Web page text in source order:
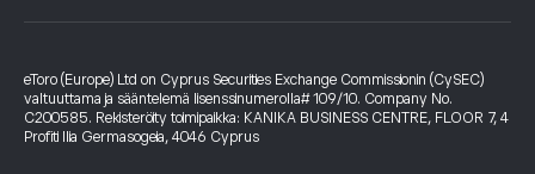
eToro (Europe) Ltd on Cyprus Securities Exchange Commissionin (CySEC)
valtuuttama ja sääntelemä lisenssinumerolla# 109/10. Company No.
C200585. Rekisteröity toimipaikka: KANIKA BUSINESS CENTRE, FLOOR 7, 4
Profiti Ilia Germasogeia, 4046 Cyprus